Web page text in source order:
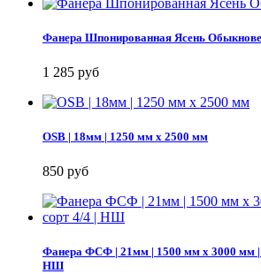
Фанера Шпонированная Ясень
1 285 руб
OSB | 18мм | 1250 мм х 2500 мм
850 руб
Фанера ФСФ | 21мм | 1500 мм х 3000 мм |
НШ